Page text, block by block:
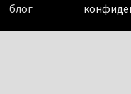
блог